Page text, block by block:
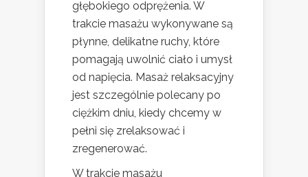
głębokiego odprężenia. W
trakcie masażu wykonywane są
płynne, delikatne ruchy, które
pomagają uwolnić ciało i umysł
od napięcia. Masaż relaksacyjny
jest szczególnie polecany po
ciężkim dniu, kiedy chcemy w
pełni się zrelaksować i
zregenerować.
W trakcie masażu